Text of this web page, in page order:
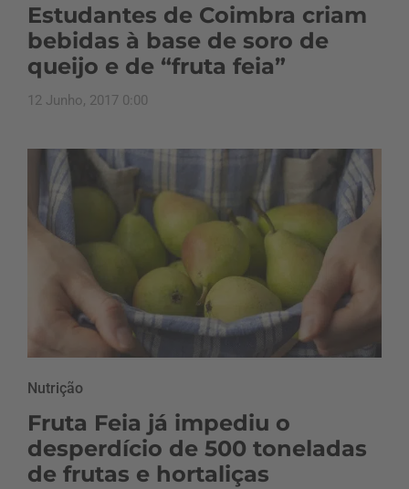
Estudantes de Coimbra criam
bebidas à base de soro de
queijo e de “fruta feia”
12 Junho, 2017 0:00
Nutrição
Fruta Feia já impediu o
desperdício de 500 toneladas
de frutas e hortaliças